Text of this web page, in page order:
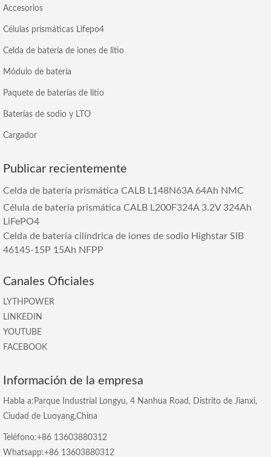
Accesorios
Células prismáticas Lifepo4
Celda de batería de iones de litio
Módulo de batería
Paquete de baterías de litio
Baterías de sodio y LTO
Cargador
Publicar recientemente
Celda de batería prismática CALB L148N63A 64Ah NMC
Célula de batería prismática CALB L200F324A 3.2V 324Ah
LiFePO4
Celda de batería cilíndrica de iones de sodio Highstar SIB
46145-15P 15Ah NFPP
Canales Oficiales
LYTHPOWER
LINKEDIN
YOUTUBE
FACEBOOK
Información de la empresa
Habla a:Parque Industrial Longyu, 4 Nanhua Road, Distrito de Jianxi,
Ciudad de Luoyang,China
Teléfono:+86 13603880312
Whatsapp:+86 13603880312